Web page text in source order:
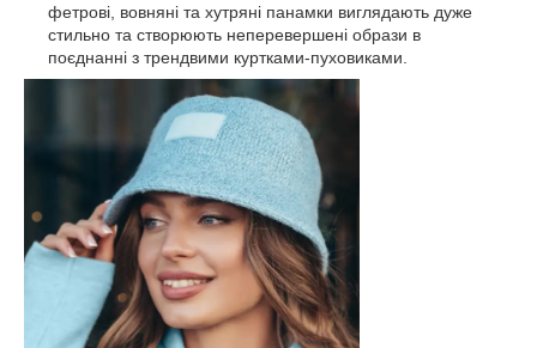
фетрові, вовняні та хутряні панамки виглядають дуже
стильно та створюють неперевершені образи в
поєднанні з трендвими куртками-пуховиками.